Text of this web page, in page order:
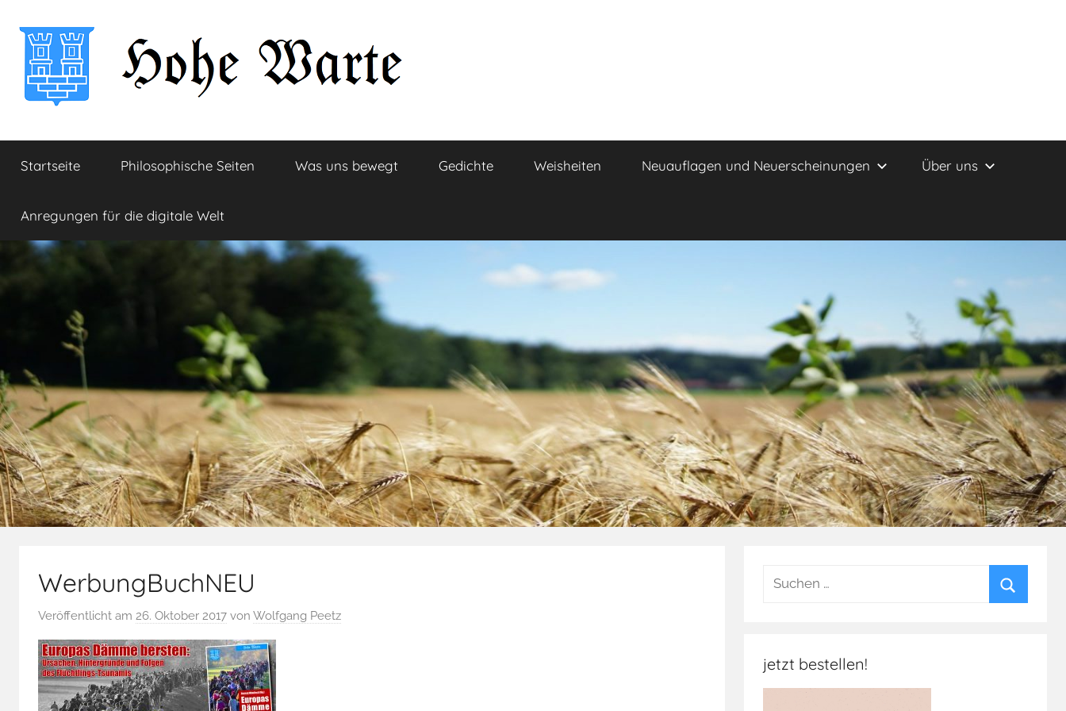
Inhalt
springen
Hohe
Warte
Startseite Philosophische Seiten Was uns bewegt Gedichte Weisheiten Neuauflagen und Neuerscheinungen Über uns
Anregungen für die digitale Welt
WerbungBuchNEU
Veröffentlicht am 26. Oktober 2017 von Wolfgang Peetz
Suchen
jetzt bestellen!